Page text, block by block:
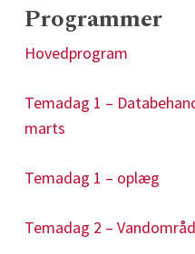
Programmer
Hovedprogram
Temadag 1 –
marts
Temadag 1 – oplæg
Temadag 2 –